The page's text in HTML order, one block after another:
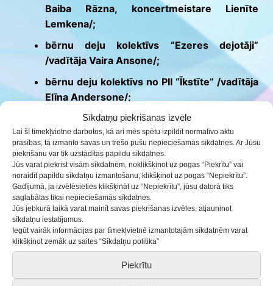
Sīkdatņu piekrišanas izvēle
Lai šī tīmekļvietne darbotos, kā arī mēs spētu izpildīt normatīvo aktu
prasības, tā izmanto savas un trešo pušu nepieciešamās sīkdatnes. Ar Jūsu
piekrišanu var tik uzstādītas papildu sīkdatnes.
Jūs varat piekrist visām sīkdatnēm, noklikšķinot uz pogas “Piekrītu” vai
noraidīt papildu sīkdatņu izmantošanu, klikšķinot uz pogas “Nepiekrītu”.
Gadījumā, ja izvēlēsieties klikšķināt uz “Nepiekrītu”, jūsu datorā tiks
saglabātas tikai nepieciešamās sīkdatnes.
Jūs jebkurā laikā varat mainīt savas piekrišanas izvēles, atjauninot
sīkdatņu iestatījumus.
Iegūt vairāk informācijas par tīmekļvietnē izmantotajām sīkdatnēm varat
klikšķinot zemāk uz saites “Sīkdatņu politika”
Piekrītu
Baiba Rāzna, koncertmeistare Lienīte
Lemkena/;
bērnu deju kolektīvs “Ezeres dejotāji”
/vadītāja Vaira Ansone/;
bērnu deju kolektīvs no PII “Īkstīte” /vadītāja
Elīna Andersone/;
bērnu deju kolektīvs no PII “Sienāzītis”
/vadītāja Baiba Rāzna, koncertmeistare Vita
Ramate/;
bērnu deju kolektīvs “Zvaniņi” no PII
“Mūsmājas” /vadītāja Aira Nāruna,
koncertmeistare Mārīte Ukavica/.
Uz tikšanos koncertā “Lieldienu sadancis”!
PS. Afišas sagatavi veidoja Markuss no mūsu